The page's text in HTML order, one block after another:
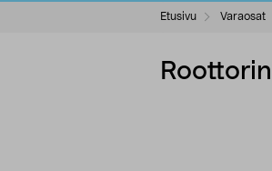
Etusivu Varaosat